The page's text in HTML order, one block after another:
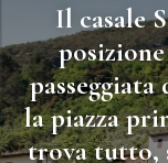
Il casale
la piazza
trova tutto,